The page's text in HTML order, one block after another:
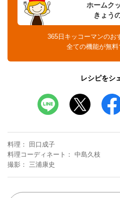
ホームク
きょう
365日キッコーマンのお
全ての機能が無料
レシピをシ
料理
田口成子
料理コーディネート
中島久枝
撮影
三浦康史